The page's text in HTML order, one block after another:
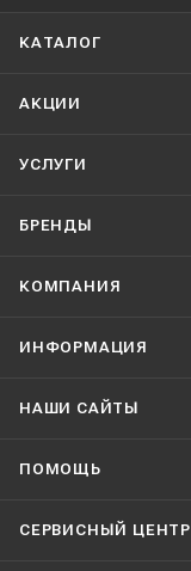
КАТАЛОГ
АКЦИИ
УСЛУГИ
БРЕНДЫ
КОМПАНИЯ
ИНФОРМАЦИЯ
НАШИ CАЙТЫ
ПОМОЩЬ
СЕРВИСНЫЙ ЦЕНТР